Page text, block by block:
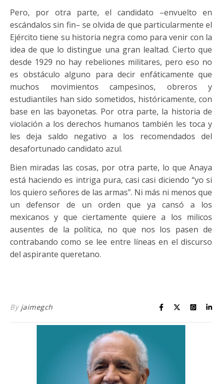
Pero, por otra parte, el candidato –envuelto en
escándalos sin fin– se olvida de que particularmente el
Ejército tiene su historia negra como para venir con la
idea de que lo distingue una gran lealtad. Cierto que
desde 1929 no hay rebeliones militares, pero eso no
es obstáculo alguno para decir enfáticamente que
muchos movimientos campesinos, obreros y
estudiantiles han sido sometidos, históricamente, con
base en las bayonetas. Por otra parte, la historia de
violación a los derechos humanos también les toca y
les deja saldo negativo a los recomendados del
desafortunado candidato azul.
Bien miradas las cosas, por otra parte, lo que Anaya
está haciendo es intriga pura, casi casi diciendo “yo si
los quiero señores de las armas”. Ni más ni menos que
un defensor de un orden que ya cansó a los
mexicanos y que ciertamente quiere a los milicos
ausentes de la política, no que nos los pasen de
contrabando como se lee entre líneas en el discurso
del aspirante queretano.
By jaimegch